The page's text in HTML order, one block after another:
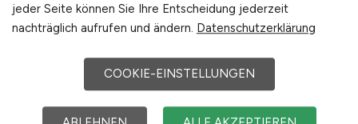
Für Arbeitnehmer
Arbeitgeber Kontakt
Karrierenetzwerk
jeder Seite können Sie Ihre Entscheidung jederzeit
nachträglich aufrufen und ändern. Datenschutzerklärung
COOKIE-EINSTELLUNGEN